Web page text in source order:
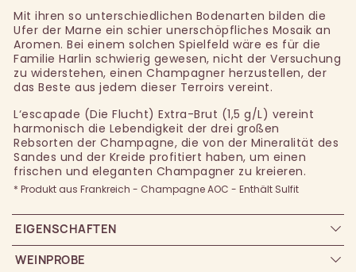
Mit ihren so unterschiedlichen Bodenarten bilden die
Ufer der Marne ein schier unerschöpfliches Mosaik an
Aromen. Bei einem solchen Spielfeld wäre es für die
Familie Harlin schwierig gewesen, nicht der Versuchung
zu widerstehen, einen Champagner herzustellen, der
das Beste aus jedem dieser Terroirs vereint.
L‘escapade (Die Flucht) Extra-Brut (1,5 g/L) vereint
harmonisch die Lebendigkeit der drei großen
Rebsorten der Champagne, die von der Mineralität des
Sandes und der Kreide profitiert haben, um einen
frischen und eleganten Champagner zu kreieren.
* Produkt aus Frankreich - Champagne AOC - Enthält Sulfit
EIGENSCHAFTEN
WEINPROBE